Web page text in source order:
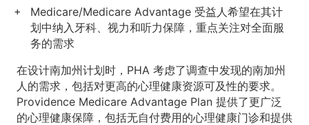
Medicare/Medicare Advantage 受益人希望在其计
划中纳入牙科、视力和听力保障，重点关注对全面服
务的需求
在设计南加州计划时，PHA 考虑了调查中发现的南加州
人的需求，包括对更高的心理健康资源可及性的要求。
Providence Medicare Advantage Plan 提供了更广泛
的心理健康保障，包括无自付费用的心理健康门诊和提供